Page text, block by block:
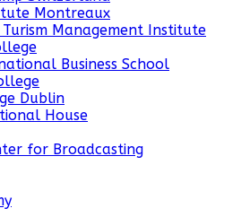
Montreaux
Management Institute
Business School
Dublin
House
for Broadcasting